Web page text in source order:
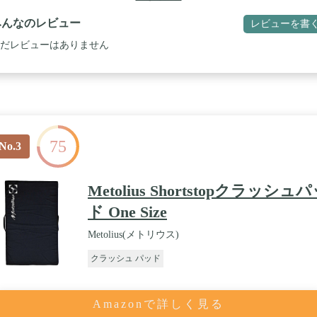
なのレビュー レビューを書
レビューはありません
75
Metolius Shortstopクラッシュパ
ド One Size
Metolius(メトリウス)
クラッシュ パッド
Amazonで詳しく見る